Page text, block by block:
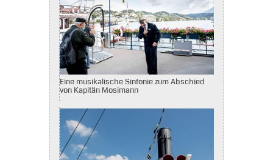
Eine musikalische Sinfonie zum Abschied
von Kapitän Mosimann